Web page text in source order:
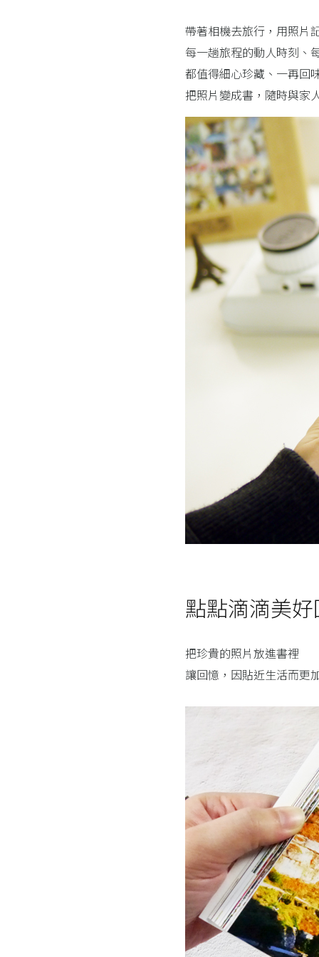
帶著相機去旅行，用照片
每一趟旅程的動人時刻、
都值得細心珍藏、一再回
把照片變成書，隨時與家
點點滴滴美
把珍貴的照片放進書裡
讓回憶，因貼近生活而更